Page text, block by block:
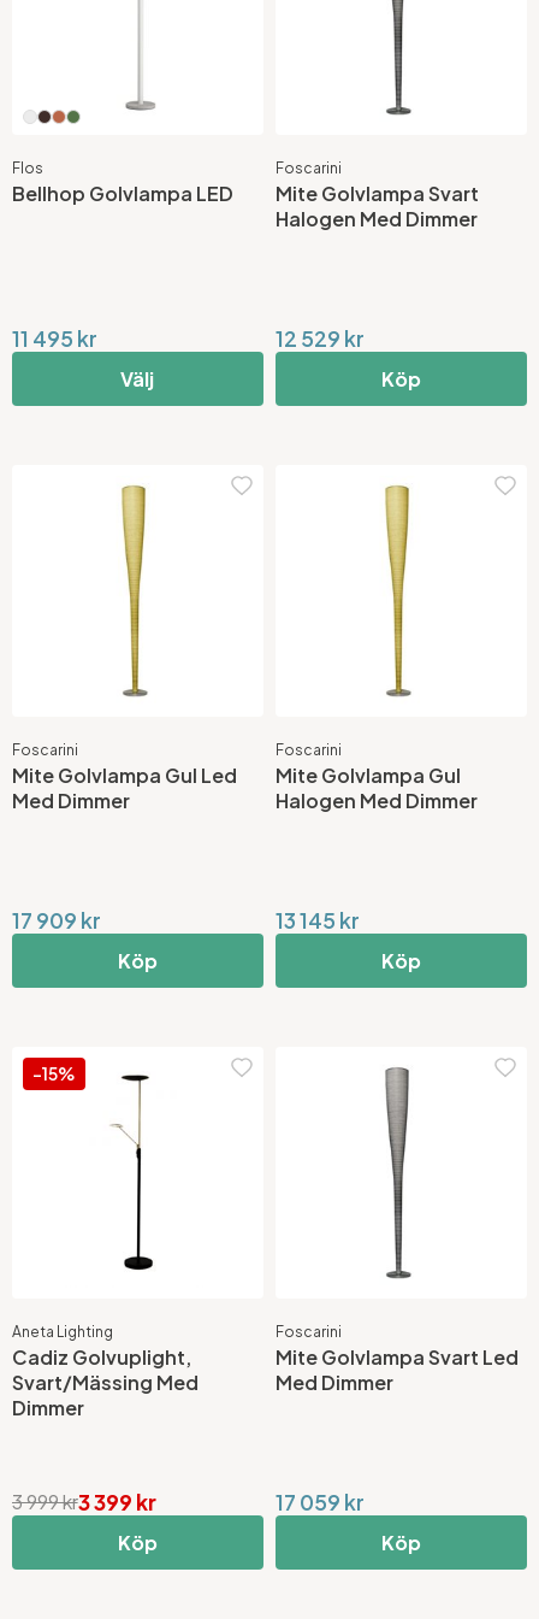
Flos
Bellhop Golvlampa LED
11 495 kr
Välj
Foscarini
Mite Golvlampa Svart
Halogen Med Dimmer
12 529 kr
Köp
Foscarini
Mite Golvlampa Gul Led
Med Dimmer
17 909 kr
Köp
Foscarini
Mite Golvlampa Gul
Halogen Med Dimmer
13 145 kr
Köp
-15%
Aneta Lighting
Cadiz Golvuplight,
Svart/Mässing Med
Dimmer
3 399 kr
3 999 kr
Köp
Foscarini
Mite Golvlampa Svart Led
Med Dimmer
17 059 kr
Köp